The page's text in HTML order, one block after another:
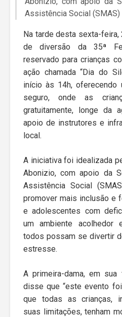
Assistência Social (SMAS)
Na tarde desta sexta-feira,
de diversão da 35ª
reservado para crianças
ação chamada “Dia do
início às 14h, oferecendo
seguro, onde as
gratuitamente, longe da
apoio de instrutores e
local.
A iniciativa foi idealizada
Abonizio, com apoio da
Assistência Social
promover mais inclusão e
e adolescentes com
um ambiente acolhedor
todos possam se divertir
estresse.
A primeira-dama, em
disse que “este evento
que todas as crianças,
suas limitações, tenham